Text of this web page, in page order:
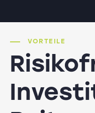
VORTEILE